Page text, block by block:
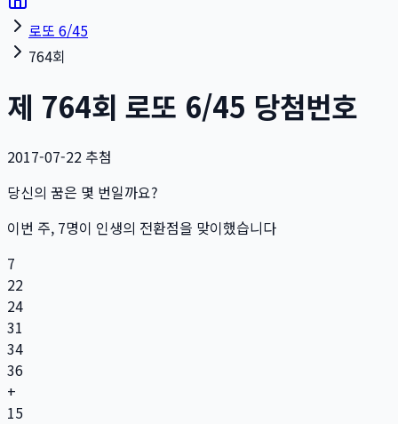
로또 6/45
764회
제 764회 로또 6/45 당첨번호
2017-07-22 추첨
당신의 꿈은 몇 번일까요?
이번 주, 7명이 인생의 전환점을 맞이했습니다
7
22
24
31
34
36
+
15